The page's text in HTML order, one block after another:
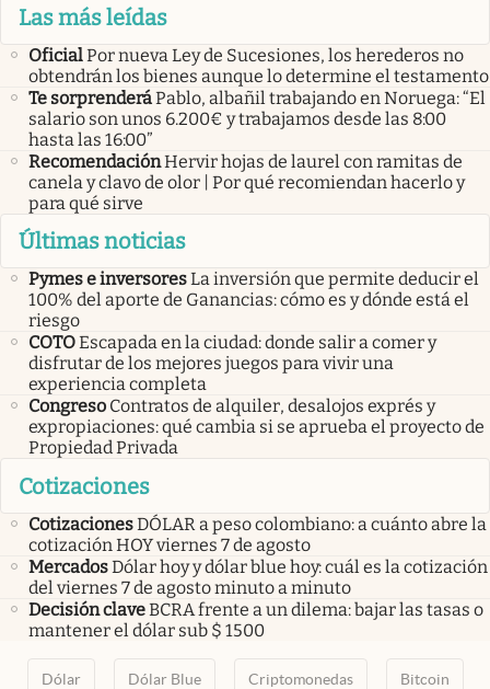
Las más leídas
OficialPor nueva Ley de Sucesiones, los herederos no
obtendrán los bienes aunque lo determine el testamento
Te sorprenderáPablo, albañil trabajando en Noruega: “El
salario son unos 6.200€ y trabajamos desde las 8:00
hasta las 16:00”
RecomendaciónHervir hojas de laurel con ramitas de
canela y clavo de olor | Por qué recomiendan hacerlo y
para qué sirve
Últimas noticias
Pymes e inversoresLa inversión que permite deducir el
100% del aporte de Ganancias: cómo es y dónde está el
riesgo
COTOEscapada en la ciudad: donde salir a comer y
disfrutar de los mejores juegos para vivir una
experiencia completa
Congreso Contratos de alquiler, desalojos exprés y
expropiaciones: qué cambia si se aprueba el proyecto de
Propiedad Privada
Cotizaciones
CotizacionesDÓLAR a peso colombiano: a cuánto abre la
cotización HOY viernes 7 de agosto
MercadosDólar hoy y dólar blue hoy: cuál es la cotización
del viernes 7 de agosto minuto a minuto
Decisión claveBCRA frente a un dilema: bajar las tasas o
mantener el dólar sub $ 1500
Dólar Dólar Blue Criptomonedas Bitcoin